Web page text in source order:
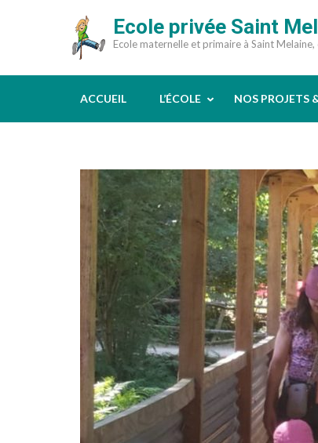
(Pressez
Ecole privée Saint
Ecole maternelle et primaire à Saint
ACCUEIL L’ÉCOLE NOS PROJETS